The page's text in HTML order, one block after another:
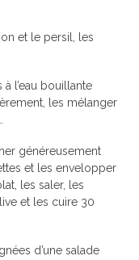
et le persil, les
l’eau bouillante
les mélanger
généreusement
et les envelopper
les saler, les
et les cuire 30
d’une salade